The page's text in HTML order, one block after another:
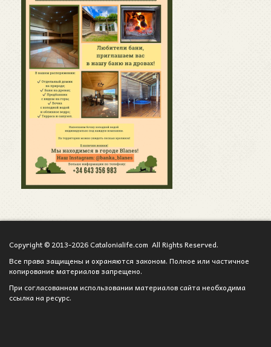
Copyright © 2013-2026 Catalonialife.com All Rights Reserved.
Все права защищены и охраняются законом. Полное или частичное
копирование материалов запрещено.
При согласованном использовании материалов сайта необходима
ссылка на ресурс.